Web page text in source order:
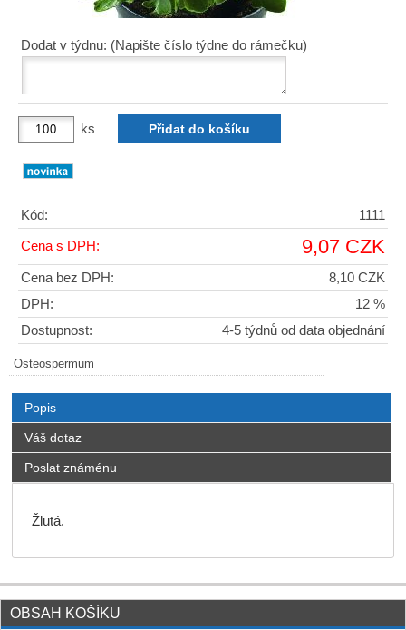
Dodat v týdnu: (Napište číslo týdne do rámečku)
ks
Kód: 1111
Cena s DPH: 9,07 CZK
Cena bez DPH:
8,10 CZK
DPH:
12 %
Dostupnost:
4-5 týdnů od data objednání
Osteospermum
Popis
Váš dotaz
Poslat známénu
Žlutá.
OBSAH KOŠÍKU